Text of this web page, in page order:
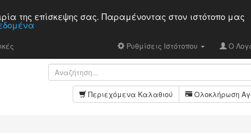
της επίσκεψης σας. Παραμένοντας στον ιστότοπo μας
Ρυθμίσεις Ιστότοπου Ο
Περιεχόμενα Καλαθιού Ολοκλήρωση